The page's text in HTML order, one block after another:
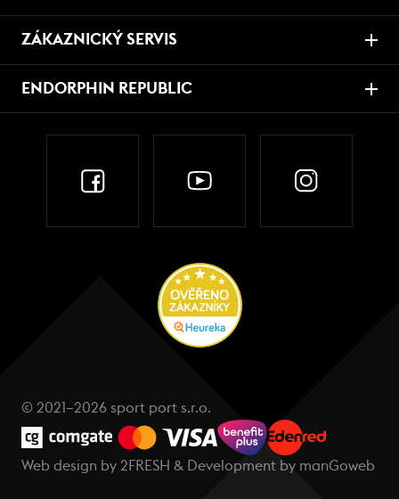
ZÁKAZNICKÝ SERVIS
ENDORPHIN REPUBLIC
© 2021–2026 sport port s.r.o.
Web design by 2FRESH & Development by manGoweb